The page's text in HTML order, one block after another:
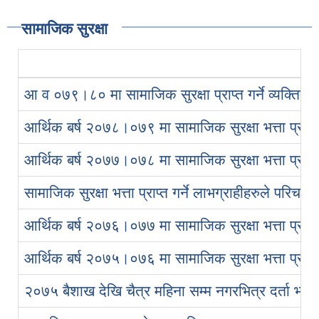
सामाजिक सुरक्षा
आ व ०७९।८० मा सामाजिक सुरक्षा प्राप्त गर्ने
आर्थिक बर्ष २०७८।०७९ मा सामाजिक सुरक्षा भत्ता
आर्थिक बर्ष २०७७।०७८ मा सामाजिक सुरक्षा भत्ता
सामाजिक सुरक्षा भत्ता प्राप्त गर्ने लाभग्राहीहरुले
आर्थिक बर्ष २०७६।०७७ मा सामाजिक सुरक्षा भत्ता
आर्थिक बर्ष २०७५।०७६ मा सामाजिक सुरक्षा भत्ता
२०७५ बैशाख देखि चैत्र महिना सम्म नगरभित्र दर्ता